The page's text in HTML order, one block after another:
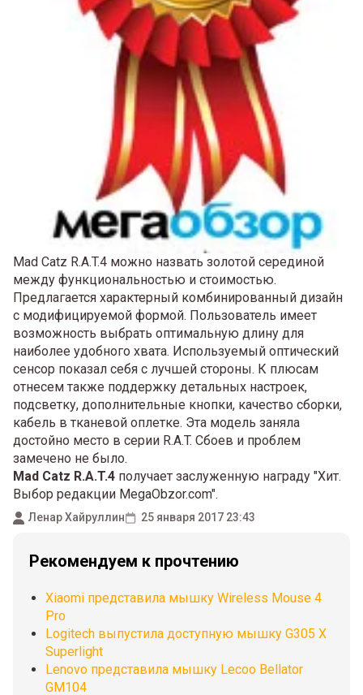
Mad Catz R.A.T.4 можно назвать золотой серединой
между функциональностью и стоимостью.
Предлагается характерный комбинированный дизайн
с модифицируемой формой. Пользователь имеет
возможность выбрать оптимальную длину для
наиболее удобного хвата. Используемый оптический
сенсор показал себя с лучшей стороны. К плюсам
отнесем также поддержку детальных настроек,
подсветку, дополнительные кнопки, качество сборки,
кабель в тканевой оплетке. Эта модель заняла
достойно место в серии R.A.T. Сбоев и проблем
замечено не было.
Mad Catz R.A.T.4 получает заслуженную награду "Хит.
Выбор редакции MegaObzor.com".
Ленар Хайруллин 25 января 2017 23:43
Рекомендуем к прочтению
Xiaomi представила мышку Wireless Mouse 4
Pro
Logitech выпустила доступную мышку G305 X
Superlight
Lenovo представила мышку Lecoo Bellator
GM104